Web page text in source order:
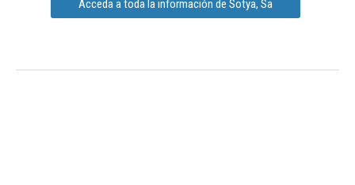
Acceda a toda la información de Sotya, Sa